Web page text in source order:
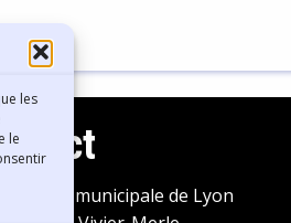
les
le
municipale de Lyon